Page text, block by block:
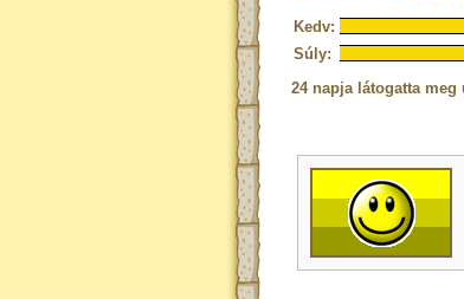
Kedv:
Súly:
24 napja látogatta meg